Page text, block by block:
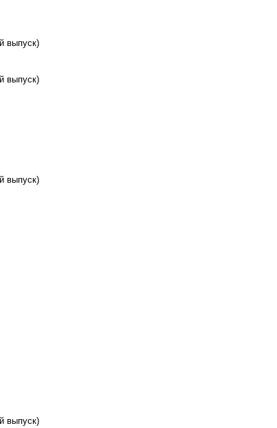
выпуск)
выпуск)
выпуск)
выпуск)